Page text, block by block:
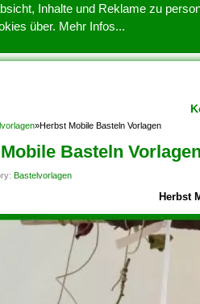
Inhalte und Reklame zu
über. Mehr Infos...
»Herbst Mobile Basteln Vorlagen
Basteln Vorlagen
Bastelvorlagen
Herbst